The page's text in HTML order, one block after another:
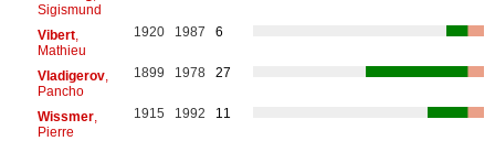
Sigismund
Vibert,
Mathieu
1920 1987 6
Vladigerov,
Pancho
1899 1978 27
Wissmer,
Pierre
1915 1992 11